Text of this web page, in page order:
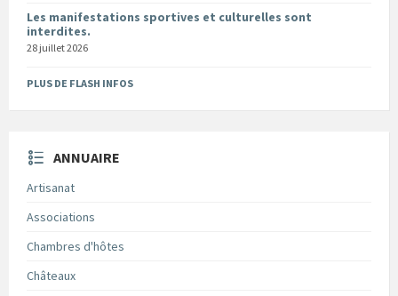
Les manifestations sportives et culturelles sont
interdites.
28 juillet 2026
PLUS DE FLASH INFOS
ANNUAIRE
Artisanat
Associations
Chambres d'hôtes
Châteaux